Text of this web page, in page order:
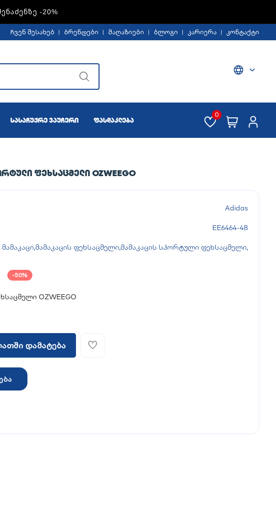
-20%
ჩვენ შესახებ ბრენდები მაღაზიები ბლოგი კარიერა კონტაქტი
სასაჩუქრე ვაუჩერი ფასდაკლება
0
ᲤᲔᲮᲡᲐᲪᲛᲔᲚᲘ OZWEEGO
Adidas
EE6464-48
მამაკაცი,მამაკაცის ფეხსაცმელი,მამაკაცის სპორტული ფეხსაცმელი,
-50%
OZWEEGO
დამატება